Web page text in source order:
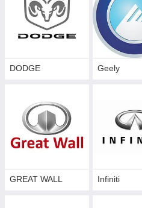
DODGE Geely
GREAT WALL Infiniti